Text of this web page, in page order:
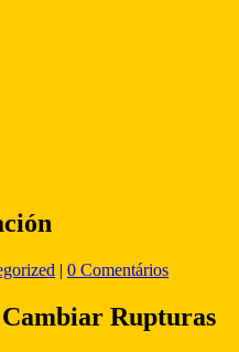
| 0 Comentários
Rupturas